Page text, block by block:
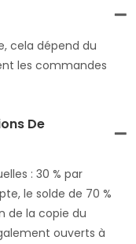
cela dépend du
les commandes
De
: 30 % par
le solde de 70 %
de la copie du
ouverts à